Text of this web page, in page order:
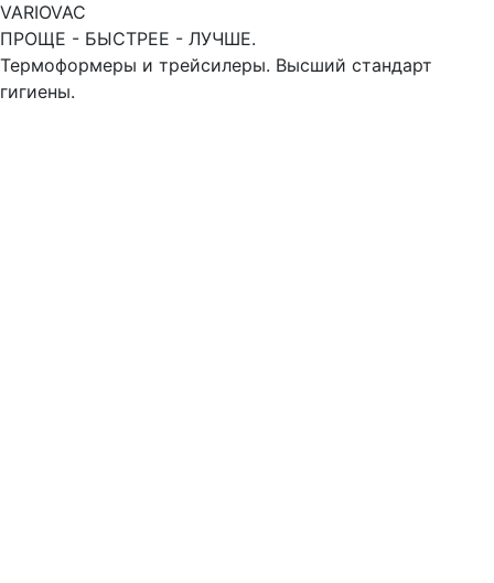
VARIOVAC
ПРОЩЕ - БЫСТРЕЕ - ЛУЧШЕ.
Термоформеры и трейсилеры. Высший стандарт
гигиены.